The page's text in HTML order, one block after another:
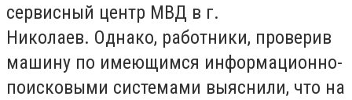
сервисный центр МВД в г.
Николаев. Однако, работники, проверив
машину по имеющимся информационно-
поисковыми системами выяснили, что на